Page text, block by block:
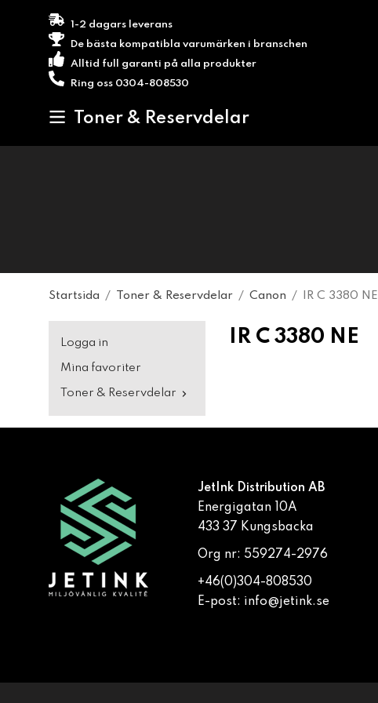
1-2 dagars leverans
De bästa kompatibla varumärken i branschen
Alltid full garanti på alla produkter
Ring oss 0304-808530
Toner & Reservdelar
Startsida / Toner & Reservdelar / Canon / IR C 3380 NE
Logga in
Mina favoriter
Toner & Reservdelar
IR C 3380 NE
JetInk Distribution AB
Energigatan 10A
433 37 Kungsbacka
Org nr: 559274-2976
+46(0)304-808530
E-post: info@jetink.se